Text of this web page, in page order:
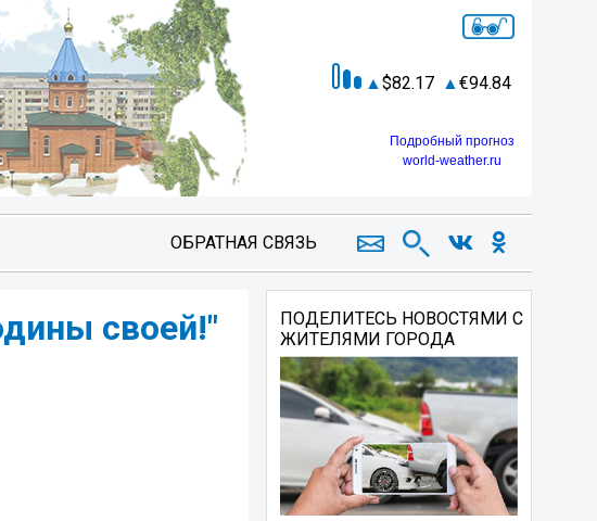
82.17 94.84
Подробный прогноз
world-weather.ru
ОБРАТНАЯ СВЯЗЬ
своей!"
ПОДЕЛИТЕСЬ НОВОСТЯМИ С
ЖИТЕЛЯМИ ГОРОДА